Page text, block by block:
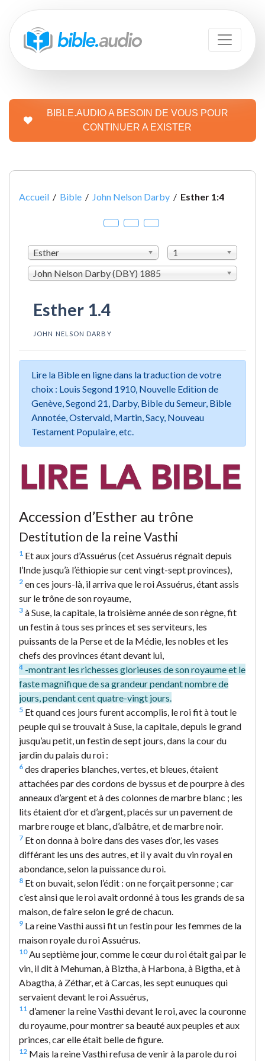
BIBLE.AUDIO A BESOIN DE VOUS POUR
CONTINUER A EXISTER
Accueil / Bible / John Nelson Darby / Esther 1:4
Esther
1
John Nelson Darby (DBY) 1885
Esther 1.4
JOHN NELSON DARBY
Lire la Bible en ligne dans la traduction de votre
choix : Louis Segond 1910, Nouvelle Edition de
Genève, Segond 21, Darby, Bible du Semeur, Bible
Annotée, Ostervald, Martin, Sacy, Nouveau
Testament Populaire, etc.
Accession d’Esther au trône
Destitution de la reine Vasthi
1 Et aux jours d’Assuérus (cet Assuérus régnait depuis
l’Inde jusqu’à l’éthiopie sur cent vingt-sept provinces),
2 en ces jours-là, il arriva que le roi Assuérus, étant assis
sur le trône de son royaume,
3 à Suse, la capitale, la troisième année de son règne, fit
un festin à tous ses princes et ses serviteurs, les
puissants de la Perse et de la Médie, les nobles et les
chefs des provinces étant devant lui,
4 -montrant les richesses glorieuses de son royaume et le
faste magnifique de sa grandeur pendant nombre de
jours, pendant cent quatre-vingt jours.
5 Et quand ces jours furent accomplis, le roi fit à tout le
peuple qui se trouvait à Suse, la capitale, depuis le grand
jusqu’au petit, un festin de sept jours, dans la cour du
jardin du palais du roi :
6 des draperies blanches, vertes, et bleues, étaient
attachées par des cordons de byssus et de pourpre à des
anneaux d’argent et à des colonnes de marbre blanc ; les
lits étaient d’or et d’argent, placés sur un pavement de
marbre rouge et blanc, d’albâtre, et de marbre noir.
7 Et on donna à boire dans des vases d’or, les vases
différant les uns des autres, et il y avait du vin royal en
abondance, selon la puissance du roi.
8 Et on buvait, selon l’édit : on ne forçait personne ; car
c’est ainsi que le roi avait ordonné à tous les grands de sa
maison, de faire selon le gré de chacun.
9 La reine Vasthi aussi fit un festin pour les femmes de la
maison royale du roi Assuérus.
10Au septième jour, comme le cœur du roi était gai par le
vin, il dit à Mehuman, à Biztha, à Harbona, à Bigtha, et à
Abagtha, à Zéthar, et à Carcas, les sept eunuques qui
servaient devant le roi Assuérus,
11 d’amener la reine Vasthi devant le roi, avec la couronne
du royaume, pour montrer sa beauté aux peuples et aux
princes, car elle était belle de figure.
12 Mais la reine Vasthi refusa de venir à la parole du roi